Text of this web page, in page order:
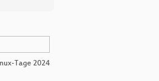
Tage 2024